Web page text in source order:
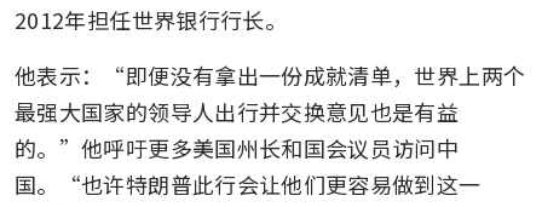
2012年担任世界银行行长。
他表示：“即便没有拿出一份成就清单，世界上两个
最强大国家的领导人出行并交换意见也是有益
的。”他呼吁更多美国州长和国会议员访问中
国。“也许特朗普此行会让他们更容易做到这一